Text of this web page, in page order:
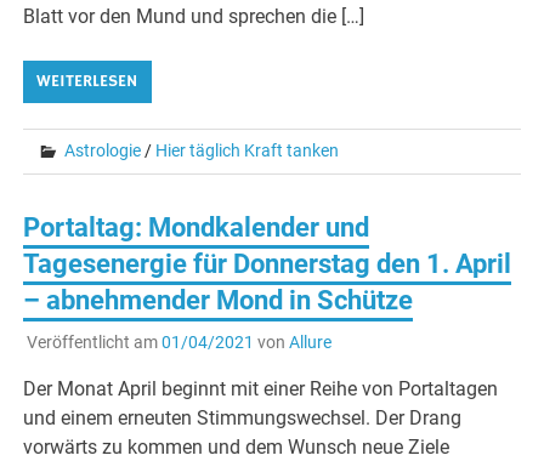
Blatt vor den Mund und sprechen die […]
WEITERLESEN
Astrologie / Hier täglich Kraft tanken
Portaltag: Mondkalender und
Tagesenergie für Donnerstag den 1. April
– abnehmender Mond in Schütze
Veröffentlicht am01/04/2021 von Allure
Der Monat April beginnt mit einer Reihe von Portaltagen
und einem erneuten Stimmungswechsel. Der Drang
vorwärts zu kommen und dem Wunsch neue Ziele